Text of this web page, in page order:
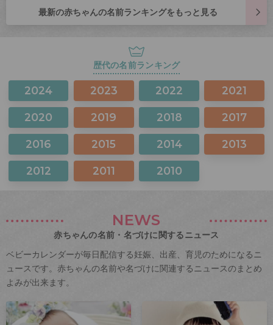
最新の赤ちゃんの名前ランキングをもっと見る
歴代の名前ランキング
2024 2023 2022 2021
2020 2019 2018 2017
2016 2015 2014 2013
2012 2011 2010
NEWS
赤ちゃんの名前・名づけに関するニュース
ベビーカレンダーが毎日配信する妊娠、出産、育児のためになるニ
ュースです。赤ちゃんの名前や名づけに関連するニュースのまとめ
よみが出来ます。